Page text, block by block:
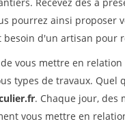
pourrez ainsi proposer
d'un artisan pour
vous mettre en
types de travaux.
. Chaque jour, des
vous mettre en